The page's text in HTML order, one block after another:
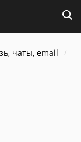
чаты, email